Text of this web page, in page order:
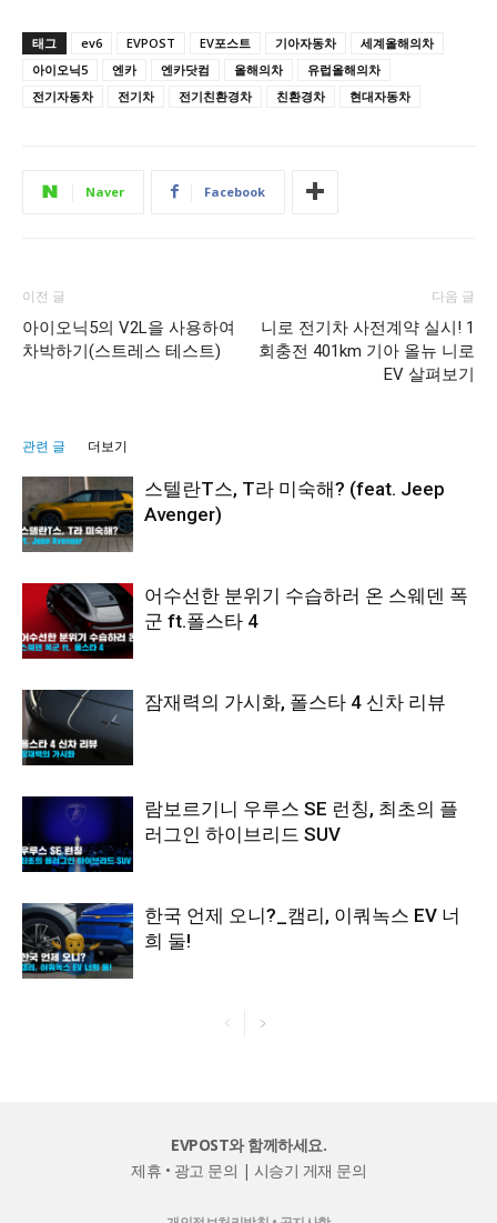
태그 ev6 EVPOST EV포스트 기아자동차
세계올해의차
아이오닉5
엔카 엔카닷컴 올해의차
유럽올해의차
전기자동차
전기차 전기친환경차 친환경차 현대자동차
Naver Facebook
이전 글
아이오닉5의 V2L을 사용하여
차박하기(스트레스 테스트)
다음 글
니로 전기차 사전계약 실시! 1
회충전 401km 기아 올뉴 니로
EV 살펴보기
관련 글 더보기
스텔란T스, T라 미숙해? (feat. Jeep
Avenger)
어수선한 분위기 수습하러 온 스웨덴 폭
군 ft.폴스타 4
잠재력의 가시화, 폴스타 4 신차 리뷰
람보르기니 우루스 SE 런칭, 최초의 플
러그인 하이브리드 SUV
한국 언제 오니?_캠리, 이쿼녹스 EV 너
희 둘!
EVPOST와 함께하세요.
제휴 • 광고 문의 | 시승기 게재 문의